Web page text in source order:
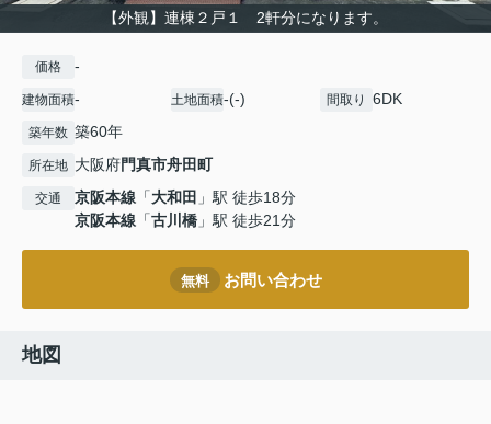
【外観】連棟２戸１ 2軒分になります。
価格 -
建物面積- 土地面積-(-) 間取り 6DK
築年数 築60年
所在地 大阪府門真市舟田町
交通 京阪本線 「大和田 」駅 徒歩18分
京阪本線 「古川橋 」駅 徒歩21分
無料 お問い合わせ
地図